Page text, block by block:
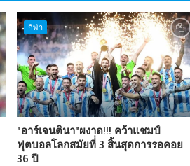
กีฬา
"อาร์เจนตินา"ผงาด!!! คว้าแชมป์
ฟุตบอลโลกสมัยที่่ 3 สิ้นสุดการรอคอย
36 ปี